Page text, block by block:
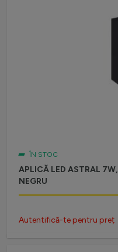
ÎN STOC
APLICĂ LED ASTRAL 7W, KL146030, 6W, 4000K, ALB,
NEGRU
Autentifică-te pentru preț